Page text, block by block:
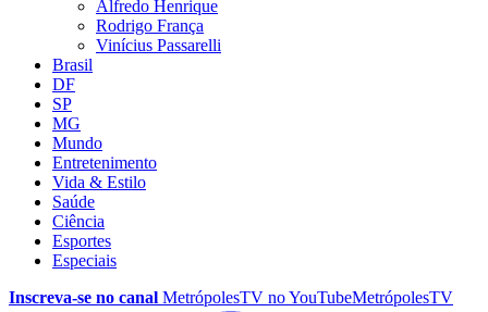
Alfredo Henrique
Rodrigo França
Vinícius Passarelli
Brasil
DF
SP
MG
Mundo
Entretenimento
Vida & Estilo
Saúde
Ciência
Esportes
Especiais
Inscreva-se no canal MetrópolesTV noYouTubeMetrópolesTV